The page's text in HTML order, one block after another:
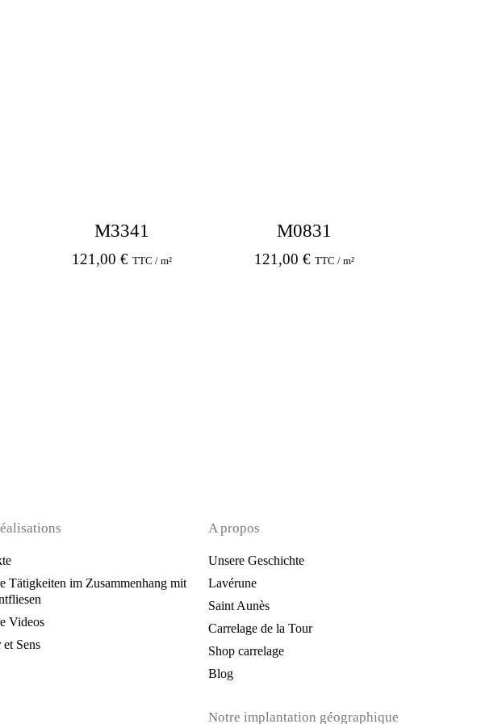
M3341
121,00€ TTC / m²
M0831
121,00 € TTC / m²
Tätigkeiten im Zusammenhang mit
Videos
Sens
A propos
Unsere Geschichte
Lavérune
Saint Aunès
Carrelage de la Tour
Shop carrelage
Blog
Notre implantation géographique